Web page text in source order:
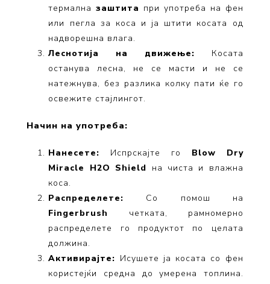
термалназаштита при употреба на фен
или пегла за коса и ја штити косата од
надворешна влага.
Леснотија на движење: Косата
останува лесна, не се масти и не се
натежнува, без разлика колку пати ќе го
освежите стајлингот.
Начин на употреба:
Нанесете: Испрскајте го Blow Dry
Miracle H2O Shield на чиста и влажна
коса.
Распределете: Со помош на
Fingerbrush
четката, рамномерно
распределете го продуктот по целата
должина.
Активирајте: Исушете ја косата со фен
користејќи средна до умерена топлина.